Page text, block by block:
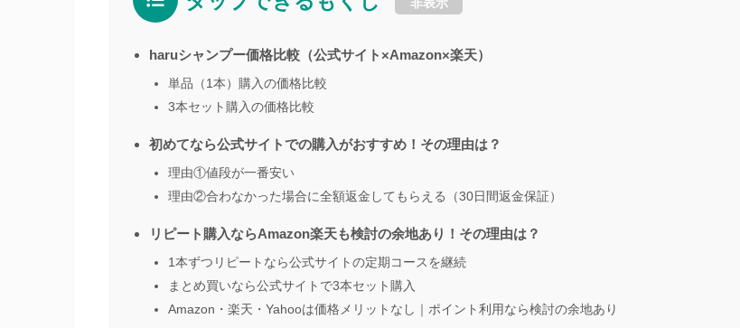
haruシャンプー価格比較（公式サイト×Amazon×楽天）
単品（1本）購入の価格比較
3本セット購入の価格比較
初めてなら公式サイトでの購入がおすすめ！その理由は？
理由①値段が一番安い
理由②合わなかった場合に全額返金してもらえる（30日間返金保証）
リピート購入ならAmazon楽天も検討の余地あり！その理由は？
1本ずつリピートなら公式サイトの定期コースを継続
まとめ買いなら公式サイトで3本セット購入
Amazon・楽天・Yahooは価格メリットなし｜ポイント利用なら検討の余地あり